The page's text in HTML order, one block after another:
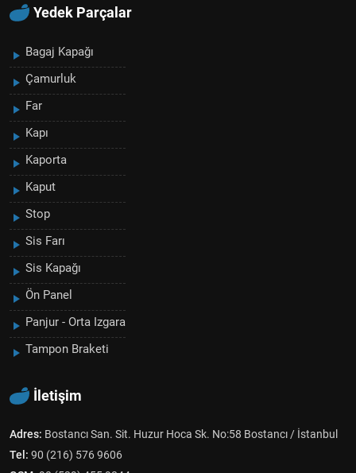
Yedek Parçalar
Bagaj Kapağı
Çamurluk
Far
Kapı
Kaporta
Kaput
Stop
Sis Farı
Sis Kapağı
Ön Panel
Panjur - Orta Izgara
Tampon Braketi
İletişim
Adres: Bostancı San. Sit. Huzur Hoca Sk. No:58 Bostancı / İstanbul
Tel: 90 (216) 576 9606